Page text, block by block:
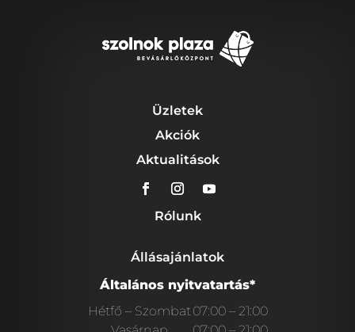
Üzletek
Akciók
Aktualitások
Rólunk
Állásajánlatok
Általános nyitvatartás*
Hétfő – Szombat07:00 – 21:00